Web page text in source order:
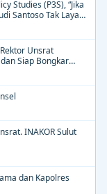
Studies (P3S), “Jika
Santoso Tak Layak
Unsrat
Siap Bongkar
INAKOR Sulut
dan Kapolres